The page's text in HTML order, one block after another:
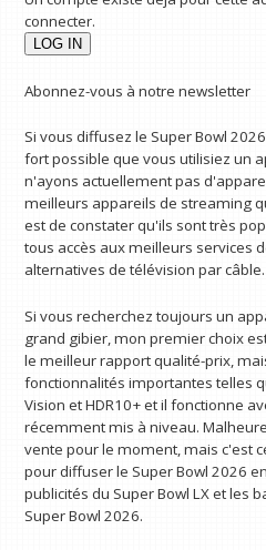
connecter.
Abonnez-vous à notre newsletter
Si vous diffusez le Super Bowl
fort possible que vous utilisiez un
n'ayons actuellement pas
meilleurs appareils de streaming
est de constater qu'ils sont très
tous accès aux meilleurs services
alternatives de télévision par câble.
Si vous recherchez toujours un
grand gibier, mon premier choix
le meilleur rapport qualité-prix,
fonctionnalités importantes telles
Vision et HDR10+ et il fonctionne
récemment mis à niveau.
vente pour le moment, mais c'est
pour diffuser le Super Bowl 2026
publicités du Super Bowl LX et les
Super Bowl 2026.